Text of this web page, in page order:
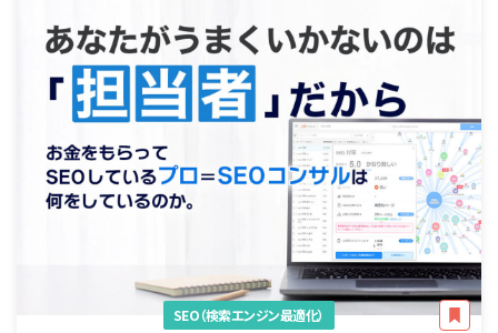
SEO（検索エンジン最適化）